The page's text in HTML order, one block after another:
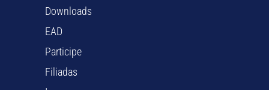
Downloads
EAD
Participe
Filiadas